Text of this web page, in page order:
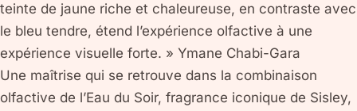
teinte de jaune riche et chaleureuse, en contraste avec
le bleu tendre, étend l’expérience olfactive à une
expérience visuelle forte. » Ymane Chabi-Gara
Une maîtrise qui se retrouve dans la combinaison
olfactive de l’Eau du Soir, fragrance iconique de Sisley,